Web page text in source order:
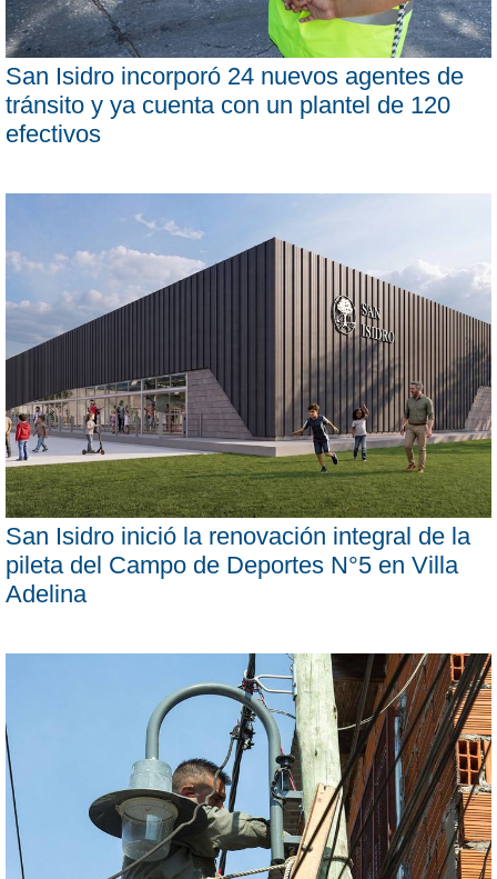
San Isidro incorporó 24 nuevos agentes de
tránsito y ya cuenta con un plantel de 120
efectivos
San Isidro inició la renovación integral de la
pileta del Campo de Deportes N°5 en Villa
Adelina